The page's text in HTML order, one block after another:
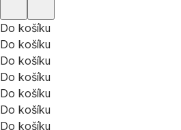
Do košíku
Do košíku
Do košíku
Do košíku
Do košíku
Do košíku
Do košíku